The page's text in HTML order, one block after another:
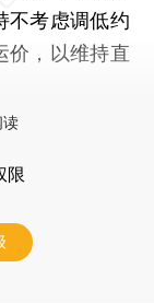
不考虑调低约
价，以维持直
读
限